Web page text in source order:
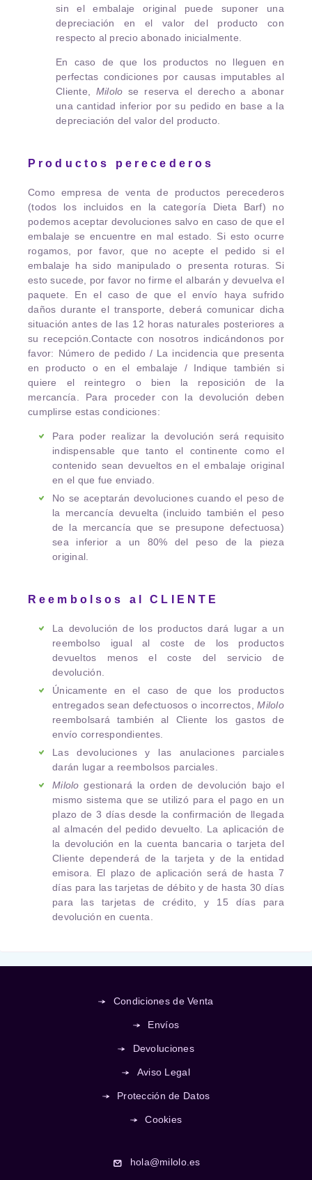
sin el embalaje original puede suponer una
depreciación en el valor del producto con
respecto al precio abonado inicialmente.
En caso de que los productos no lleguen en
perfectas condiciones por causas imputables al
Cliente, Milolo se reserva el derecho a abonar
una cantidad inferior por su pedido en base a la
depreciación del valor del producto.
Productos perecederos
Como empresa de venta de productos perecederos
(todos los incluidos en la categoría Dieta Barf) no
podemos aceptar devoluciones salvo en caso de que el
embalaje se encuentre en mal estado. Si esto ocurre
rogamos, por favor, que no acepte el pedido si el
embalaje ha sido manipulado o presenta roturas. Si
esto sucede, por favor no firme el albarán y devuelva el
paquete. En el caso de que el envío haya sufrido
daños durante el transporte, deberá comunicar dicha
situación antes de las 12 horas naturales posteriores a
su recepción.Contacte con nosotros indicándonos por
favor: Número de pedido / La incidencia que presenta
en producto o en el embalaje / Indique también si
quiere el reintegro o bien la reposición de la
mercancía. Para proceder con la devolución deben
cumplirse estas condiciones:
Para poder realizar la devolución será requisito
indispensable que tanto el continente como el
contenido sean devueltos en el embalaje original
en el que fue enviado.
No se aceptarán devoluciones cuando el peso de
la mercancía devuelta (incluido también el peso
de la mercancía que se presupone defectuosa)
sea inferior a un 80% del peso de la pieza
original.
Reembolsos al CLIENTE
La devolución de los productos dará lugar a un
reembolso igual al coste de los productos
devueltos menos el coste del servicio de
devolución.
Únicamente en el caso de que los productos
entregados sean defectuosos o incorrectos,Milolo
reembolsará también al Cliente los gastos de
envío correspondientes.
Las devoluciones y las anulaciones parciales
darán lugar a reembolsos parciales.
Milolo gestionará la orden de devolución bajo el
mismo sistema que se utilizó para el pago en un
plazo de 3 días desde la confirmación de llegada
al almacén del pedido devuelto. La aplicación de
la devolución en la cuenta bancaria o tarjeta del
Cliente dependerá de la tarjeta y de la entidad
emisora. El plazo de aplicación será de hasta 7
días para las tarjetas de débito y de hasta 30 días
para las tarjetas de crédito, y 15 días para
devolución en cuenta.
Condiciones de Venta
Envíos
Devoluciones
Aviso Legal
Protección de Datos
Cookies
hola@milolo.es